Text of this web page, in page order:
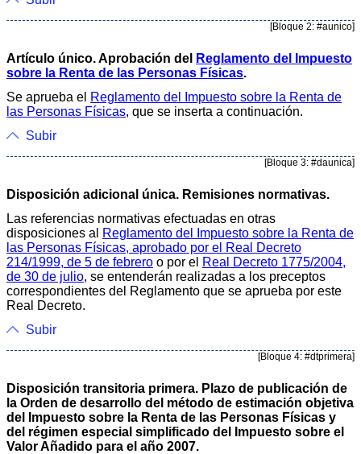
[Bloque 2: #aunico]
Artículo único. Aprobación del
Reglamento del Impuesto
sobre la Renta de las Personas Físicas.
Se aprueba el Reglamento del Impuesto sobre la Renta de
las Personas Físicas, que se inserta a continuación.
Subir
[Bloque 3: #daunica]
Disposición adicional única. Remisiones normativas.
Las referencias normativas efectuadas en otras
disposiciones al
Reglamento del Impuesto sobre la Renta de
las Personas Físicas, aprobado por el Real Decreto
214/1999, de 5 de febrero o por el Real Decreto 1775/2004,
de 30 de julio, se entenderán realizadas a los preceptos
correspondientes del Reglamento que se aprueba por este
Real Decreto.
Subir
[Bloque 4: #dtprimera]
Disposición transitoria primera. Plazo de publicación de
la Orden de desarrollo del método de estimación objetiva
del Impuesto sobre la Renta de las Personas Físicas y
del régimen especial simplificado del Impuesto sobre el
Valor Añadido para el año 2007.